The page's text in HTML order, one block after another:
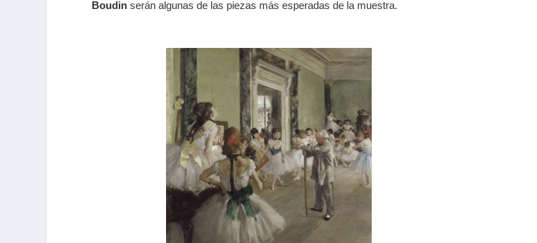
Boudin serán algunas de las piezas más esperadas de la muestra.